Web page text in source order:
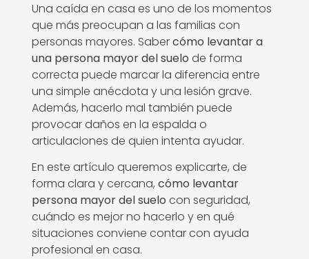
Una caída en casa es uno de los momentos
que más preocupan a las familias con
personas mayores. Sabercómo levantar a
una persona mayor del suelo de forma
correcta puede marcar la diferencia entre
una simple anécdota y una lesión grave.
Además, hacerlo mal también puede
provocar daños en la espalda o
articulaciones de quien intenta ayudar.
En este artículo queremos explicarte, de
forma clara y cercana, cómo levantar
persona mayor del suelo con seguridad,
cuándo es mejor no hacerlo y en qué
situaciones conviene contar con ayuda
profesional en casa.